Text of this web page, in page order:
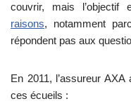
couvrir, mais l’objectif
raisons, notamment
répondent pas aux
En 2011, l’assureur AXA
ces écueils :